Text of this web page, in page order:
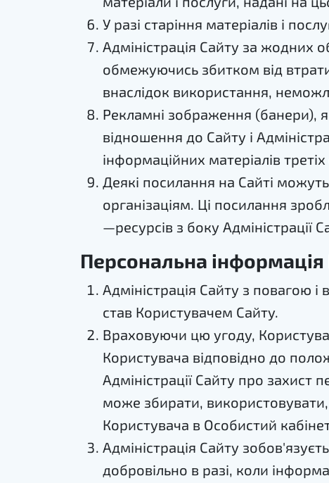
У разі старіння матеріалів і
Адміністрація Сайту за жодних
обмежуючись збитком від
внаслідок використання,
Рекламні зображення (банери),
відношення до Сайту і
інформаційних матеріалів третіх
Деякі посилання на Сайті
організаціям. Ці посилання
—ресурсів з боку Адміністрації
Персональна
Адміністрація Сайту з повагою і
став Користувачем Сайту.
Враховуючи цю угоду,
Користувача відповідно до
Адміністрації Сайту про захист
може збирати,
Користувача в Особистий
Адміністрація Сайту
добровільно в разі, коли